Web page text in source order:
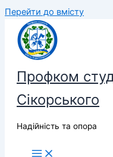
Перейти до вмісту
Профком
Сікорського
Надійність та опора